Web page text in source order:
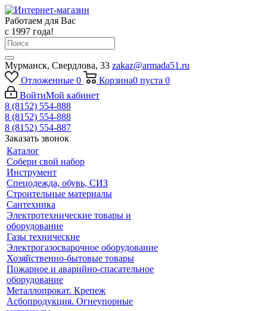
Работаем для Вас
с 1997 года!
Мурманск, Свердлова, 33 zakaz@armada51.ru
Отложенные 0 Корзина0 пуста 0
ВойтиМой кабинет
8 (8152) 554-888
8 (8152) 554-888
8 (8152) 554-887
Заказать звонок
Каталог
Собери свой набор
Инструмент
Спецодежда, обувь, СИЗ
Строительные материалы
Сантехника
Электротехнические товары и
оборудование
Газы технические
Электрогазосварочное оборудование
Хозяйственно-бытовые товары
Пожарное и аварийно-спасательное
оборудование
Металлопрокат. Крепеж
Асбопродукция. Огнеупорные